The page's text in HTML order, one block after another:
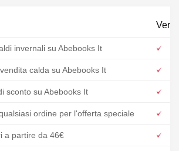
invernali su Abebooks It
calda su Abebooks It
sconto su Abebooks It
ordine per l'offerta speciale
a partire da 46€